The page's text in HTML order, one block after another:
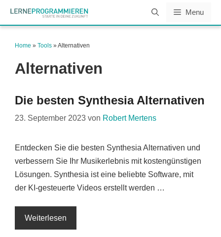
Menu
Home » Tools »Alternativen
Alternativen
Die besten Synthesia Alternativen
23. September 2023 von Robert Mertens
Entdecken Sie die besten Synthesia Alternativen und
verbessern Sie Ihr Musikerlebnis mit kostengünstigen
Lösungen. Synthesia ist eine beliebte Software, mit
der KI-gesteuerte Videos erstellt werden …
Weiterlesen